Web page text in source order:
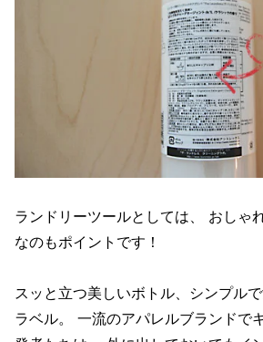
ランドリーツールとしては、 おしゃ
なのもポイントです！
スッと立つ美しいボトル、シンプル
ラベル。 一流のアパレルブランドで